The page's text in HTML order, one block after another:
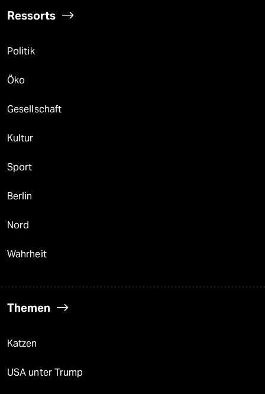
Ressorts
Politik
Öko
Gesellschaft
Kultur
Sport
Berlin
Nord
Wahrheit
Themen
Katzen
USA unter Trump